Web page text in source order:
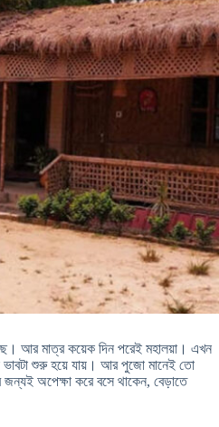
আর মাত্র কয়েক দিন পরেই মহালয়া। এখন
শুরু হয়ে যায়। আর পুজো মানেই তো
অপেক্ষা করে বসে থাকেন, বেড়াতে